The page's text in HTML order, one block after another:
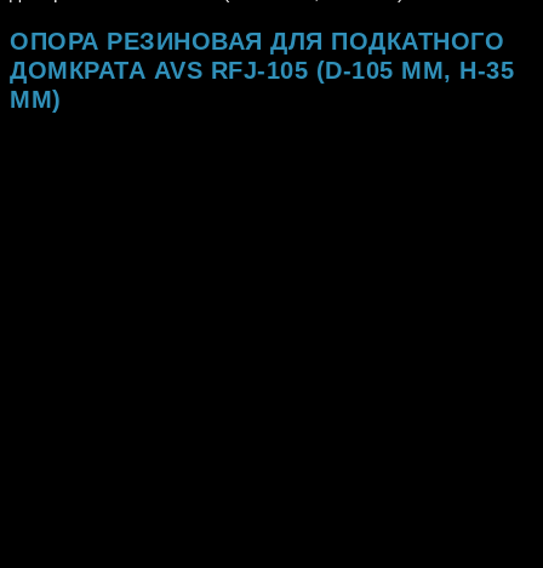
ОПОРА РЕЗИНОВАЯ ДЛЯ ПОДКАТНОГО
ДОМКРАТА AVS RFJ-105 (D-105 ММ, H-35
ММ)